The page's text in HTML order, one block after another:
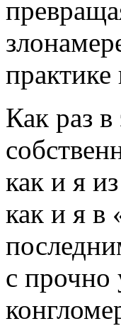
Как раз
как и я
как и я в
с прочно